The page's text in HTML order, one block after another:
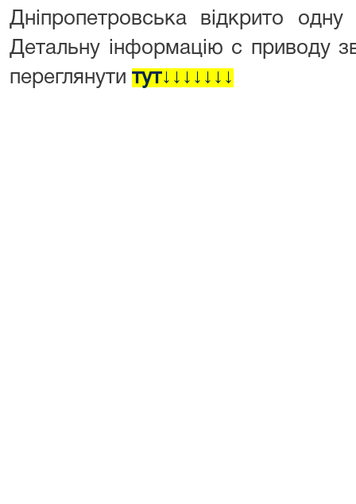
Дніпропетровська відкрито
Детальну інформацію с приводу
переглянути тут↓↓↓↓↓↓↓